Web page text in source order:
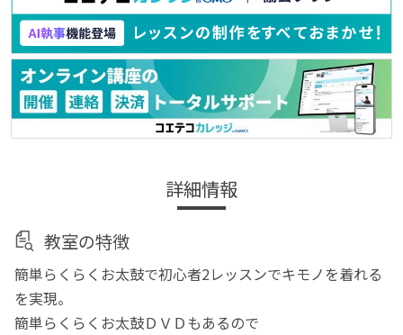
詳細情報
教室の特徴
簡単らくらくお太鼓で初心者2レッスンでキモノを着れる
を実現。
簡単らくらくお太鼓ＤＶＤもあるので